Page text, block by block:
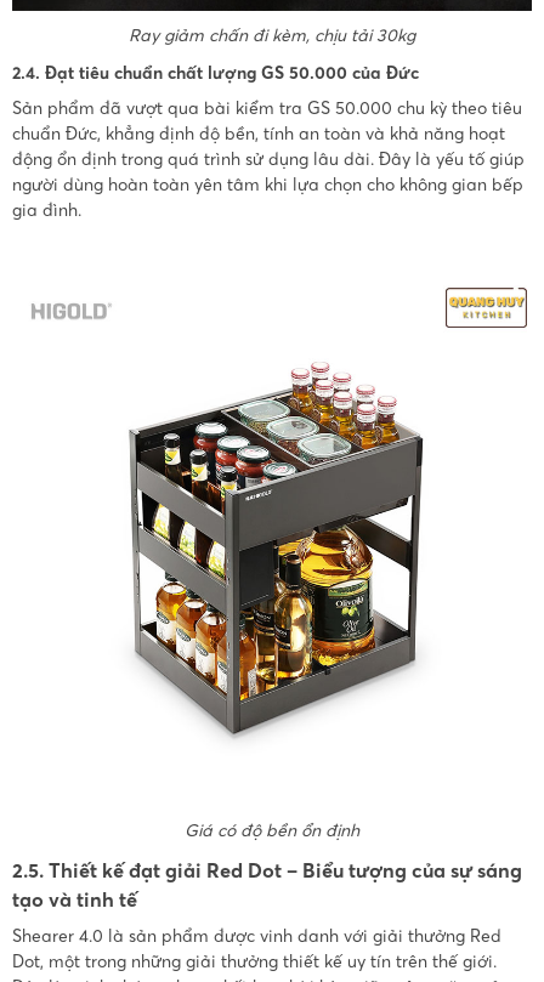
Ray giảm chấn đi kèm, chịu tải 30kg
2.4. Đạt tiêu chuẩn chất lượng GS 50.000 của Đức
Sản phẩm đã vượt qua bài kiểm tra GS 50.000 chu kỳ theo tiêu
chuẩn Đức, khẳng định độ bền, tính an toàn và khả năng hoạt
động ổn định trong quá trình sử dụng lâu dài. Đây là yếu tố giúp
người dùng hoàn toàn yên tâm khi lựa chọn cho không gian bếp
gia đình.
Giá có độ bền ổn định
2.5. Thiết kế đạt giải Red Dot – Biểu tượng của sự sáng
tạo và tinh tế
Shearer 4.0 là sản phẩm được vinh danh với giải thưởng Red
Dot, một trong những giải thưởng thiết kế uy tín trên thế giới.